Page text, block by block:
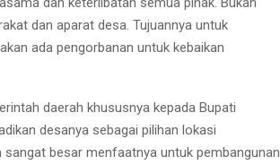
dan aparat desa. Tujuannya untuk
ada pengorbanan untuk kebaikan
daerah khususnya kepada Bupati
desanya sebagai pilihan lokasi
sangat besar menfaatnya untuk pembangunan